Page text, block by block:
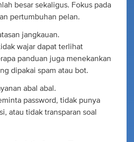
besar sekaligus. Fokus pada
pertumbuhan pelan.
jangkauan.
wajar dapat terlihat
panduan juga menekankan
dipakai spam atau bot.
abal abal.
password, tidak punya
atau tidak transparan soal